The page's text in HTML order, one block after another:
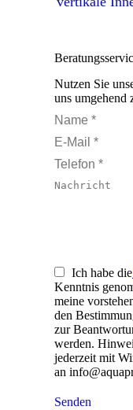
Nutzen Sie
uns umgehend
Name *
E-Mail *
Telefon *
Nachricht
Ich habe die
Kenntnis
meine
den
zur
werden.
jederzeit mit
an
Senden